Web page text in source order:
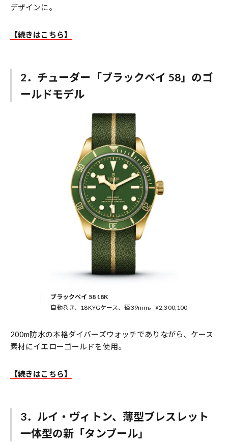
デザインに。
【続きはこちら】
2．チューダー「ブラックベイ 58」のゴ
ールドモデル
ブラックベイ 58 18K
自動巻き、18KYGケース、径39mm。¥2,300,100
200m防水の本格ダイバーズウォッチでありながら、ケース
素材にイエローゴールドを使用。
【続きはこちら】
3．ルイ・ヴィトン、薄型ブレスレット
一体型の新「タンブール」